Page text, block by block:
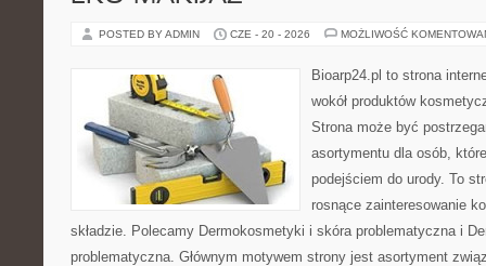
POSTED BY ADMIN CZE - 20 - 2026 MOŻLIWOŚĆ
Bioarp24.pl to strona
wokół produktów
Strona może być
asortymentu dla osób,
podejściem do urody. To
rosnące zainteresowanie
składzie. Polecamy Dermokosmetyki i skóra problematyczna i
problematyczna. Głównym motywem strony jest asortyment